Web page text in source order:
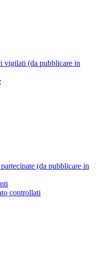
vigilati (da pubblicare in
(da pubblicare in
controllati